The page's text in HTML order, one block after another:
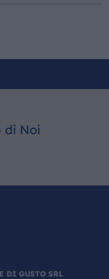
di Noi
DI GUSTO SRL